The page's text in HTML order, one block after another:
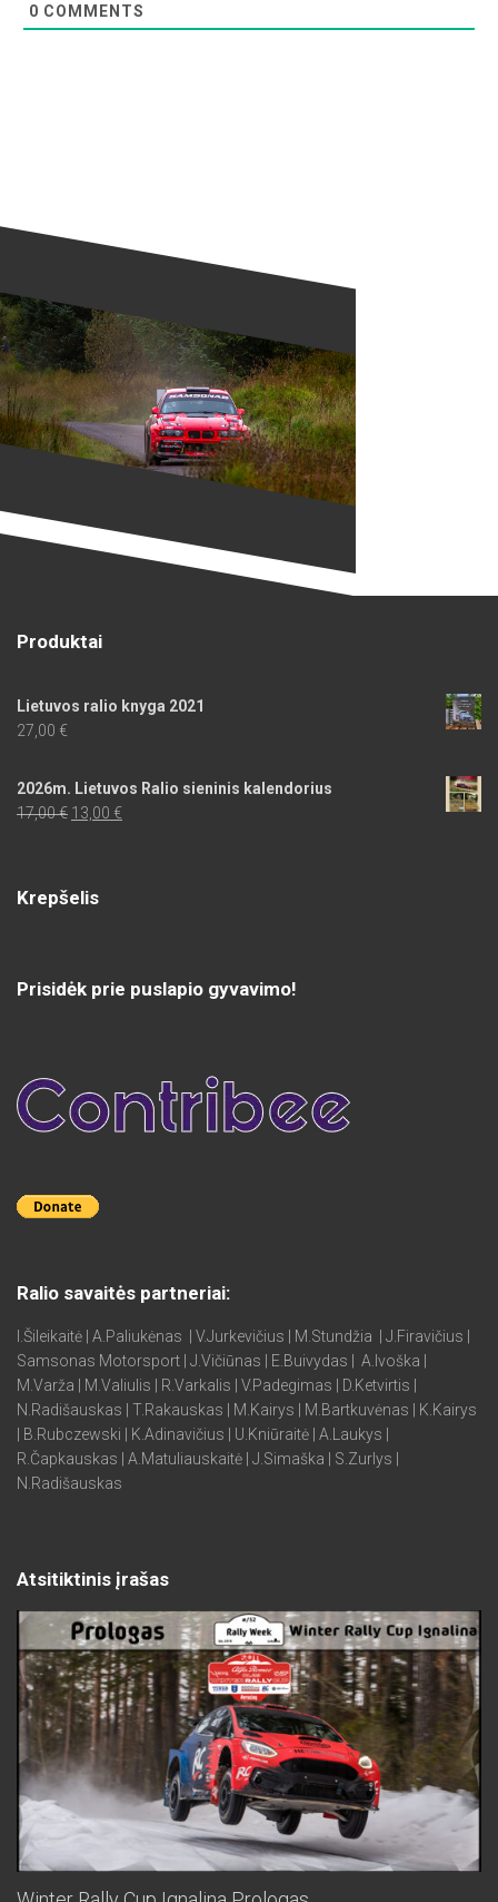
0 COMMENTS
Produktai
Lietuvos ralio knyga 2021
27,00 €
2026m. Lietuvos Ralio sieninis kalendorius
17,00€ Original
13,00 €Current
Krepšelis
Prisidėk prie puslapio gyvavimo!
Ralio savaitės partneriai:
I.Šileikaitė | A.Paliukėnas | V.Jurkevičius | M.Stundžia | J.Firavičius |
Samsonas Motorsport | J.Vičiūnas | E.Buivydas | A.Ivoška |
M.Varža | M.Valiulis | R.Varkalis | V.Padegimas | D.Ketvirtis |
N.Radišauskas | T.Rakauskas | M.Kairys | M.Bartkuvėnas | K.Kairys
| B.Rubczewski | K.Adinavičius | U.Kniūraitė | A.Laukys |
R.Čapkauskas | A.Matuliauskaitė | J.Simaška | S.Zurlys |
N.Radišauskas
Atsitiktinis įrašas